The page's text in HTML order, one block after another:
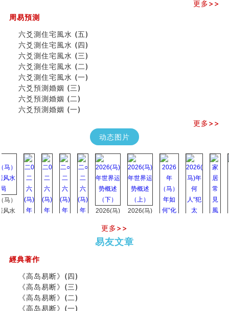
专家点评手上九大桃花线
天池水
《高岛易断》(二)
创业容易成功的6种手相
算命先生都不外传的算命顺口溜
什么是到山到向？上山下水？
六爻算卦：我能面试升职吗？
《高岛易断》(一)
朱德總司命造 (名⼈⼋字淺析九）
如何给企业起名才能提高影响力
种种“面相”大剖析
同年同月同日同时同地生命运为何却完全不同？
商舖大門的風水原則 (上)
玄空本义(十一)
家居常見風水形煞及化解方法 (三)
天要下雨娘要嫁人
六爻測住宅風水 (五)
汽车风水
姓名字义玄机藏凶吉
玄空本义(十)
六爻占卜预测考试结果
四墓库真诠
更多>>
周易預測
六爻測住宅風水 (五)
六爻測住宅風水 (四)
六爻測住宅風水 (三)
六爻測住宅風水 (二)
六爻測住宅風水 (一)
六爻預測婚姻 (三)
六爻預測婚姻 (二)
六爻預測婚姻 (一)
更多>>
动态图片
2026(马)
势概述
（下）
2026(马)
势概述
（上）
更多>>
易友文章
經典著作
《高岛易断》(四)
《高岛易断》(三)
《高岛易断》(二)
《高岛易断》(一)